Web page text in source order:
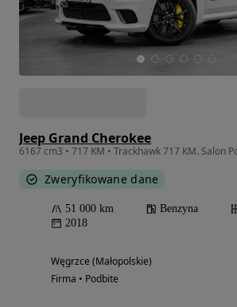
Jeep Grand Cherokee
Zweryfikowane dane
51 000 km Benzyna
2018
Węgrzce (Małopolskie)
Firma • Podbite